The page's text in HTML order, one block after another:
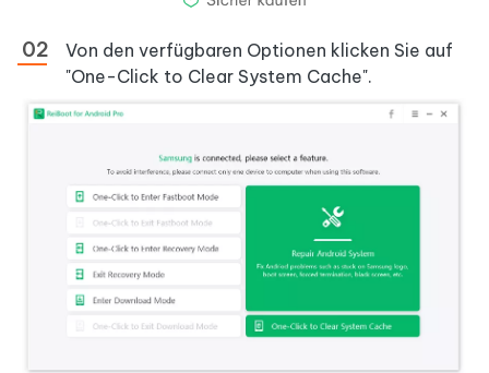
Von den verfügbaren Optionen klicken Sie auf
"One-Click to Clear System Cache".